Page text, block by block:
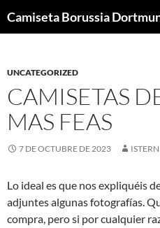
Camiseta Borussia
UNCATEGORIZED
CAMISETAS
MAS FEAS
7 DE OCTUBRE DE 2023 ISTERN
Lo ideal es que nos expliquéis
adjuntes algunas fotografías.
compra, pero si por cualquier